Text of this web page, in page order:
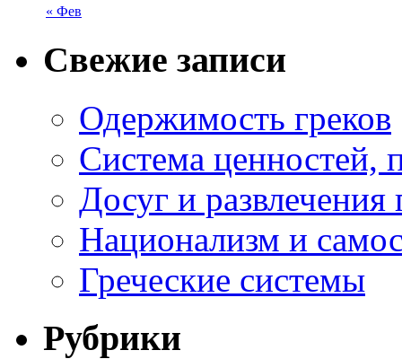
« Фев
Свежие записи
Одержимость греков
Система ценностей,
Досуг и развлечения
Национализм и
Греческие системы
Рубрики